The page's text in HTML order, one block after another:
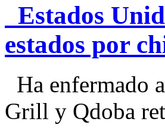
Estados
estados por
Ha enfermado
Grill y Qdoba